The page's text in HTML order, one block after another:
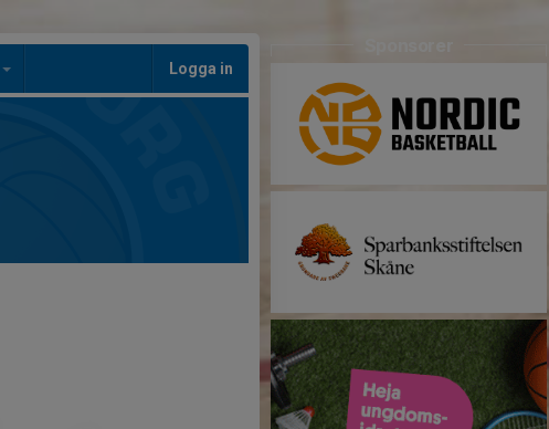
Logga in